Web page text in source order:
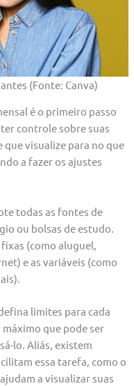
(Fonte: Canva)
é o primeiro passo
controle sobre suas
visualize para no que
a fazer os ajustes
todas as fontes de
ou bolsas de estudo.
(como aluguel,
e as variáveis (como
limites para cada
que pode ser
lo. Aliás, existem
essa tarefa, como o
a visualizar suas